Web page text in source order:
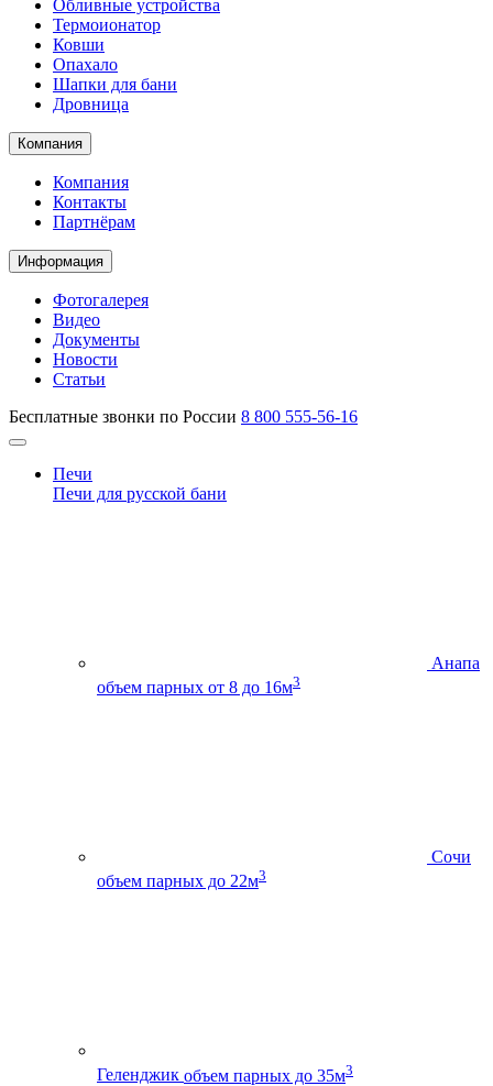
Обливные устройства
Термоионатор
Ковши
Опахало
Шапки для бани
Дровница
Компания
Компания
Контакты
Партнёрам
Информация
Фотогалерея
Видео
Документы
Новости
Статьи
Бесплатные звонки по России 8 800 555-56-16
Печи
Печи для русской бани
Анапа
объем парных от 8 до 16м3
Сочи
объем парных до 22м3
Геленджик объем парных до 35м3